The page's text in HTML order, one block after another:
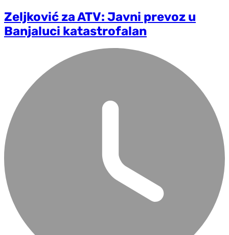
Zeljković za ATV: Javni prevoz u
Banjaluci katastrofalan